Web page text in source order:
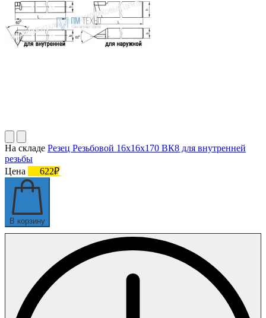
На складе Резец Резьбовой 16х16х170 ВК8 для внутренней
резьбы
Цена
622₽
В корзину